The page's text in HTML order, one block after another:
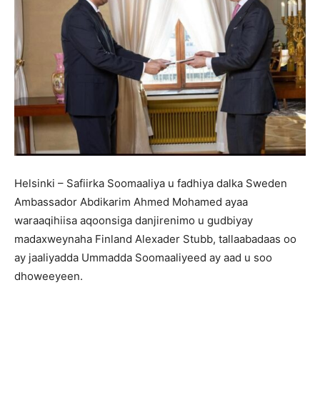
Helsinki – Safiirka Soomaaliya u fadhiya dalka Sweden
Ambassador Abdikarim Ahmed Mohamed ayaa
waraaqihiisa aqoonsiga danjirenimo u gudbiyay
madaxweynaha Finland Alexader Stubb, tallaabadaas oo
ay jaaliyadda Ummadda Soomaaliyeed ay aad u soo
dhoweeyeen.